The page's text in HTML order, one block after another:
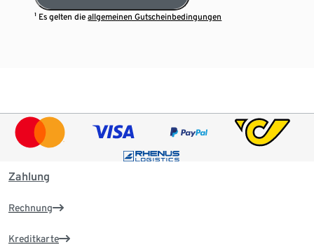
¹ Es gelten dieallgemeinen Gutscheinbedingungen
Zahlung
Rechnung
Kreditkarte